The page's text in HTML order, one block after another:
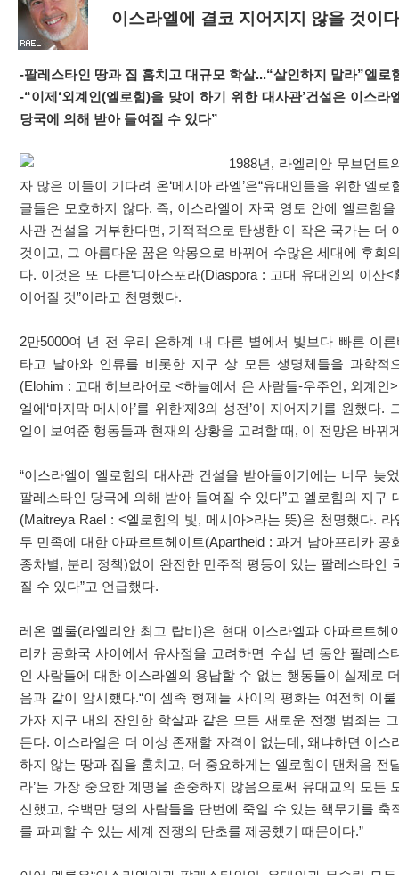
이스라엘에 결코 지어지지 않을 것이
-팔레스타인 땅과 집 훔치고 대규모 학살...“살인하지 말라”엘로
-“이제‘외계인(엘로힘)을 맞이 하기 위한 대사관’건설은 이스라
당국에 의해 받아 들여질 수 있다”
1988년, 라엘리안 무브먼트
자 많은 이들이 기다려 온‘메시아 라엘’은“유대인들을 위한 엘로
글들은 모호하지 않다. 즉, 이스라엘이 자국 영토 안에 엘로힘
사관 건설을 거부한다면, 기적적으로 탄생한 이 작은 국가는 더
것이고, 그 아름다운 꿈은 악몽으로 바뀌어 수많은 세대에 후회
다. 이것은 또 다른‘디아스포라(Diaspora : 고대 유대인의 이산<
이어질 것”이라고 천명했다.
2만5000여 년 전 우리 은하계 내 다른 별에서 빛보다 빠른 이른
타고 날아와 인류를 비롯한 지구 상 모든 생명체들을 과학적
(Elohim : 고대 히브라어로 <하늘에서 온 사람들-우주인, 외계인
엘에‘마지막 메시아’를 위한‘제3의 성전’이 지어지기를 원했다.
엘이 보여준 행동들과 현재의 상황을 고려할 때, 이 전망은 바뀌
“이스라엘이 엘로힘의 대사관 건설을 받아들이기에는 너무 늦
팔레스타인 당국에 의해 받아 들여질 수 있다”고 엘로힘의 지구
(Maitreya Rael : <엘로힘의 빛, 메시아>라는 뜻)은 천명했다. 라
두 민족에 대한 아파르트헤이트(Apartheid : 과거 남아프리카 공
종차별, 분리 정책)없이 완전한 민주적 평등이 있는 팔레스타인
질 수 있다”고 언급했다.
레온 멜룰(라엘리안 최고 랍비)은 현대 이스라엘과 아파르트헤
리카 공화국 사이에서 유사점을 고려하면 수십 년 동안 팔레스
인 사람들에 대한 이스라엘의 용납할 수 없는 행동들이 실제로
음과 같이 암시했다.“이 셈족 형제들 사이의 평화는 여전히 이
가자 지구 내의 잔인한 학살과 같은 모든 새로운 전쟁 범죄는
든다. 이스라엘은 더 이상 존재할 자격이 없는데, 왜냐하면 이스
하지 않는 땅과 집을 훔치고, 더 중요하게는 엘로힘이 맨처음 전
라’는 가장 중요한 계명을 존중하지 않음으로써 유대교의 모든
신했고, 수백만 명의 사람들을 단번에 죽일 수 있는 핵무기를 축
를 파괴할 수 있는 세계 전쟁의 단초를 제공했기 때문이다.”